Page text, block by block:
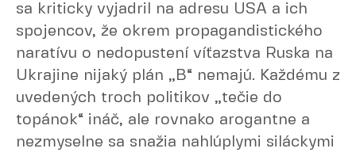
sa kriticky vyjadril na adresu USA a ich
spojencov, že okrem propagandistického
naratívu o nedopustení víťazstva Ruska na
Ukrajine nijaký plán „B“ nemajú. Každému z
uvedených troch politikov „tečie do
topánok“ ináč, ale rovnako arogantne a
nezmyselne sa snažia nahlúplymi siláckymi